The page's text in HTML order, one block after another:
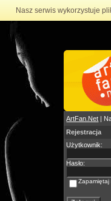
Nasz serwis wykorzystuje
ArtFan.Net |
Rejestracja
Użytkownik:
Hasło:
Zapamiętaj